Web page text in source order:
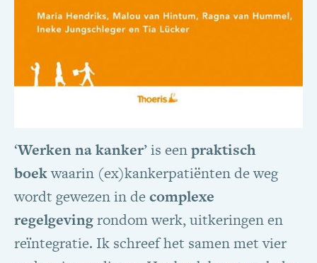
‘Werken na kanker’ is eenpraktisch
boekwaarin (ex)kankerpatiënten de weg
wordt gewezen in de complexe
regelgevingrondom werk, uitkeringen en
reïntegratie. Ik schreef het samen met vier